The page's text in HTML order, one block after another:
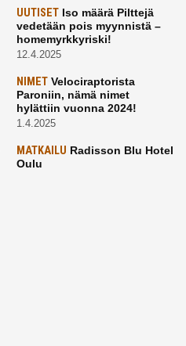
UUTISETIso määrä Pilttejä
vedetään pois myynnistä –
homemyrkkyriski!
12.4.2025
NIMETVelociraptorista
Paroniin, nämä nimet
hylättiin vuonna 2024!
1.4.2025
MATKAILU Radisson Blu Hotel
Oulu